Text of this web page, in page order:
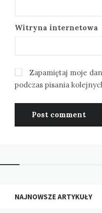
Witryna internetowa
Zapamiętaj moje
podczas pisania
NAJNOWSZE ARTYKUŁY